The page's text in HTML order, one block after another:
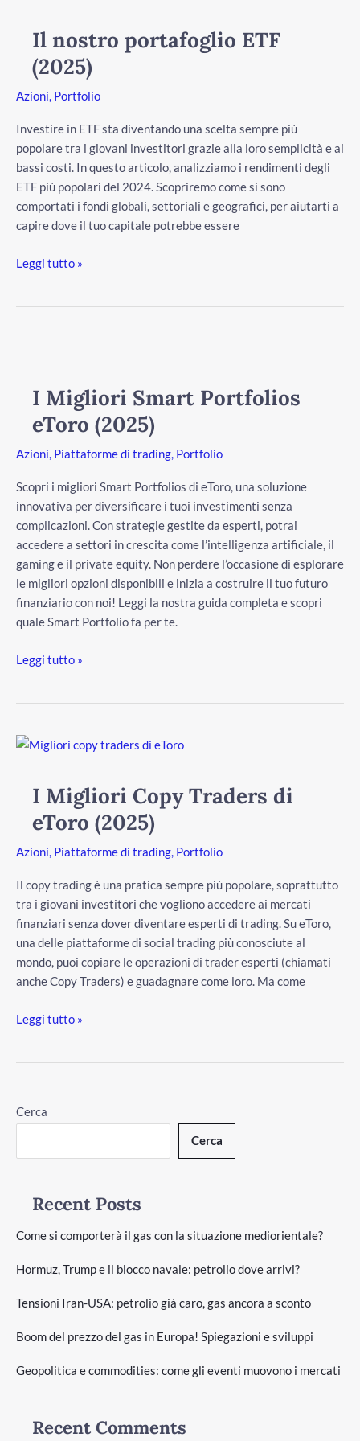
Il nostro portafoglio ETF
(2025)
Azioni, Portfolio
Investire in ETF sta diventando una scelta sempre più
popolare tra i giovani investitori grazie alla loro semplicità e ai
bassi costi. In questo articolo, analizziamo i rendimenti degli
ETF più popolari del 2024. Scopriremo come si sono
comportati i fondi globali, settoriali e geografici, per aiutarti a
capire dove il tuo capitale potrebbe essere
Leggi tutto »
I Migliori Smart Portfolios
eToro (2025)
Azioni, Piattaforme di trading, Portfolio
Scopri i migliori Smart Portfolios di eToro, una soluzione
innovativa per diversificare i tuoi investimenti senza
complicazioni. Con strategie gestite da esperti, potrai
accedere a settori in crescita come l’intelligenza artificiale, il
gaming e il private equity. Non perdere l’occasione di esplorare
le migliori opzioni disponibili e inizia a costruire il tuo futuro
finanziario con noi! Leggi la nostra guida completa e scopri
quale Smart Portfolio fa per te.
Portfolios
eToro
Leggi tutto »
I Migliori Copy Traders di
eToro (2025)
Azioni, Piattaforme di trading, Portfolio
Il copy trading è una pratica sempre più popolare, soprattutto
tra i giovani investitori che vogliono accedere ai mercati
finanziari senza dover diventare esperti di trading. Su eToro,
una delle piattaforme di social trading più conosciute al
mondo, puoi copiare le operazioni di trader esperti (chiamati
anche Copy Traders) e guadagnare come loro. Ma come
I
Traders
(2025)
Leggi tutto »
Cerca
Cerca
Recent Posts
Come si comporterà il gas con la situazione mediorientale?
Hormuz, Trump e il blocco navale: petrolio dove arrivi?
Tensioni Iran-USA: petrolio già caro, gas ancora a sconto
Boom del prezzo del gas in Europa! Spiegazioni e sviluppi
Geopolitica e commodities: come gli eventi muovono i mercati
Recent Comments